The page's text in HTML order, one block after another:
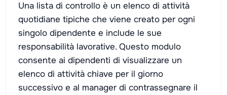
Una lista di controllo è un elenco di attività
quotidiane tipiche che viene creato per ogni
singolo dipendente e include le sue
responsabilità lavorative. Questo modulo
consente ai dipendenti di visualizzare un
elenco di attività chiave per il giorno
successivo e al manager di contrassegnare il